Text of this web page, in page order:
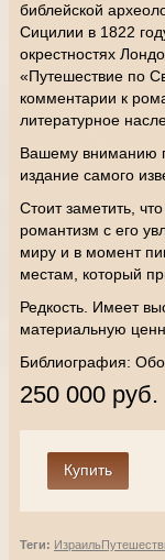
библейской
Сицилии в 1822
окрестностях
«Путешествие по
комментарии к
литературное
Вашему вниманию
издание самого
Стоит заметить,
романтизм с его
миру и в момент
местам, который
Редкость. Имеет
материальную
Библиография:
250 000 руб.
Теги: Израиль